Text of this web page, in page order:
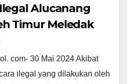
Alucanang
Timur Meledak
com- 30 Mai 2024 Akibat
ilegal yang dilakukan oleh